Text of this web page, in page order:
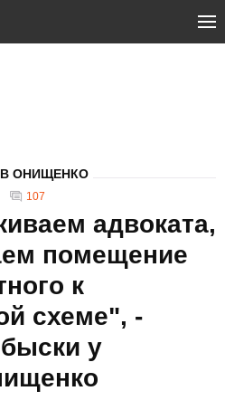
ОНИЩЕНКО
107
адвоката,
помещение
к
схеме", -
у